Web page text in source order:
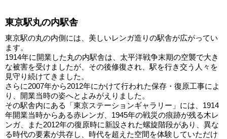
東京駅丸の内駅舎
東京駅の丸の内側には、美しいレンガ造りの駅舎が広がってい
ます。
1914年に開業した丸の内駅舎は、太平洋戦争末期の空襲で大き
な被害を受けましたが、その後修復され、駅を行き交う人々を
見守り続けてきました。
さらに2007年から2012年にかけて行われた保存・復原工事によ
り、開業当時の姿へとよみがえりました。
その駅舎内にある「東京ステーションギャラリー」には、1914
年開業当時からある赤レンガ、1945年の戦災の痕跡が残る木レ
ンガ、また2012年の復原時に新設された螺旋階段があり、異な
る時代の要素が共存し、時代を超えた空間を体験していただけ